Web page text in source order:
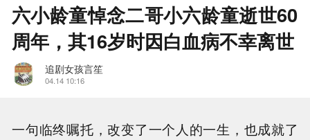
六小龄童悼念二哥小六龄童逝世60
周年，其16岁时因白血病不幸离世
追剧女孩言笙
04.14 10:16
一句临终嘱托，改变了一个人的一生，也成就了